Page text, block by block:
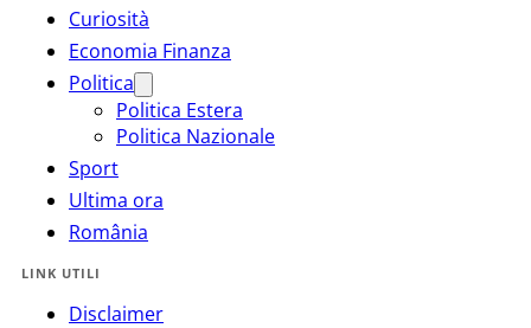
Curiosità
Economia Finanza
Politica
Politica Estera
Politica Nazionale
Sport
Ultima ora
România
LINK UTILI
Disclaimer